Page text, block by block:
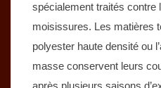
spécialement traités contre
moisissures. Les matières
polyester haute densité ou
masse conservent leurs